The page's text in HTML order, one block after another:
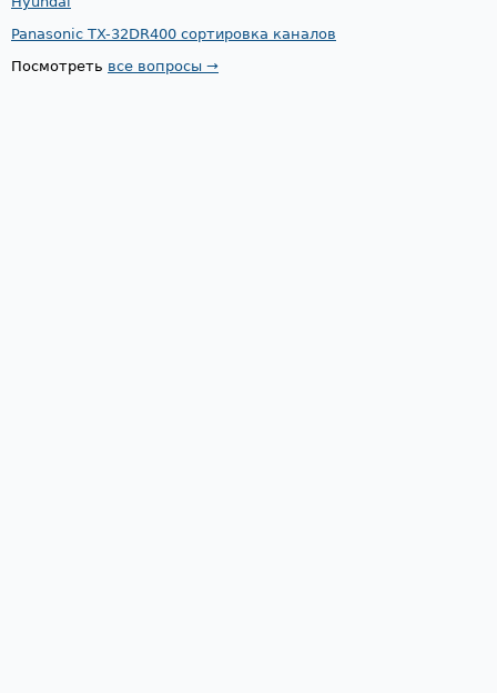
Panasonic TX-32DR400 сортировка каналов
Посмотреть все вопросы →